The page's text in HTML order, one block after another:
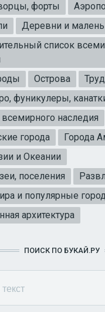
форты
Деревни и
список
Острова
фуникулеры,
наследия
города
Города
и Океании
поселения
и популярные
архитектура
ПОИСК ПО БУКАЙ.РУ